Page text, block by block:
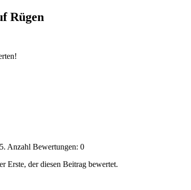
Rügen
Anzahl Bewertungen: 0
Erste, der diesen Beitrag bewertet.